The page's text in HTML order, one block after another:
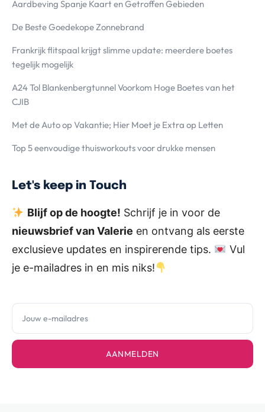
Aardbeving Spanje Kaart en Getroffen Gebieden
De Beste Goedekope Zonnebrand
Frankrijk flitspaal krijgt slimme update: meerdere boetes
tegelijk mogelijk
A24 Tol Blankenbergtunnel Voorkom Hoge Boetes van het
CJIB
Met de Auto op Vakantie; Hier Moet je Extra op Letten
Top 5 eenvoudige thuisworkouts voor drukke mensen
Let's keep in Touch
Blijf op de hoogte! Schrijf je in voor de
nieuwsbrief van Valerie en ontvang als eerste
exclusieve updates en inspirerende tips.
Vul
je e-mailadres in en mis niks!
AANMELDEN